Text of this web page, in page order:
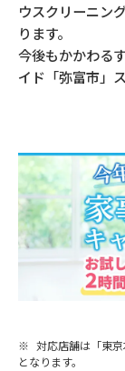
ウスクリーニン
ります。
今後もかかわる
イド「弥富市」
※ 対応店舗は「東
となります。